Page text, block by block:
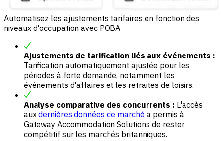
Automatisez les ajustements tarifaires en fonction des
niveaux d'occupation avec POBA
Ajustements de tarification liés aux événements :
Tarification automatiquement ajustée pour les
périodes à forte demande, notamment les
événements d'affaires et les retraites de loisirs.
Analyse comparative des concurrents : L'accès
aux dernières données de marché a permis à
Gateway Accommodation Solutions de rester
compétitif sur les marchés britanniques.